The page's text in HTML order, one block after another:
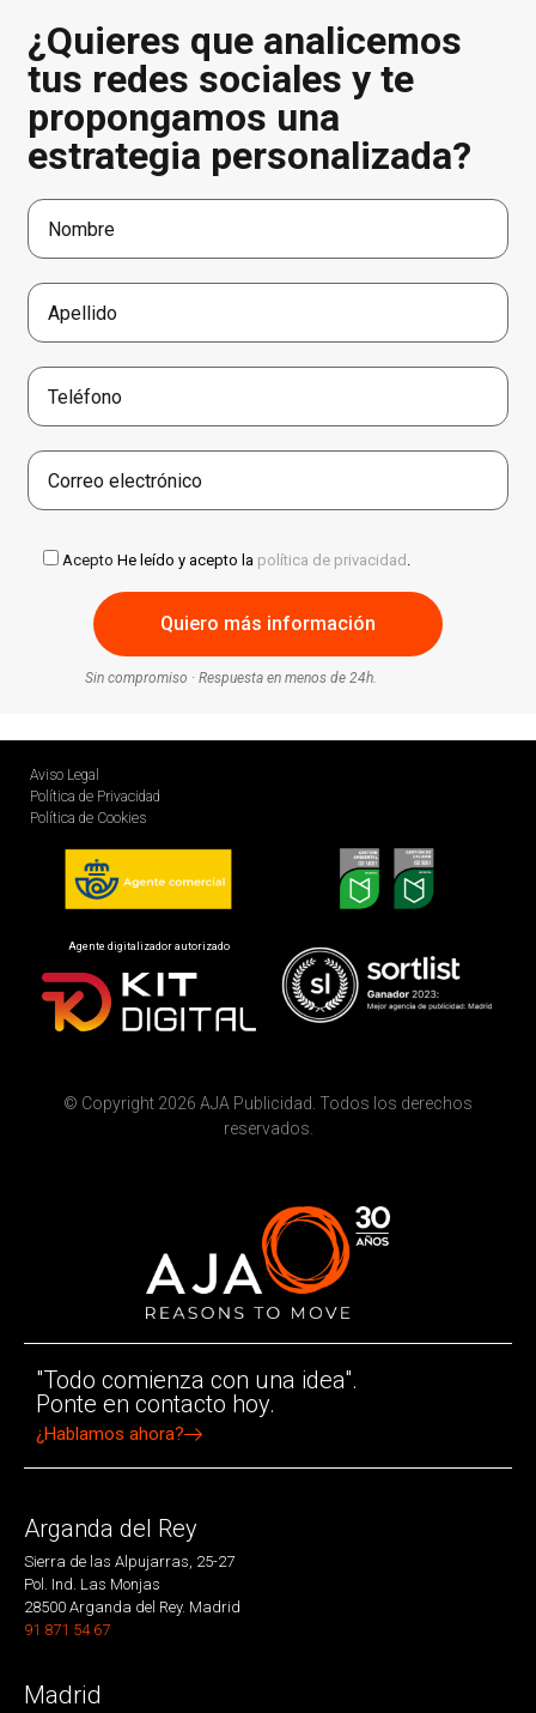
¿Quieres que analicemos
tus redes sociales y te
propongamos una
estrategia personalizada?
Acepto He leído y acepto la política de privacidad .
Sin compromiso · Respuesta en menos de 24h.
Aviso Legal
Política de Privacidad
Política de Cookies
Agente digitalizador autorizado
© Copyright 2026 AJA Publicidad. Todos los derechos
reservados.
"Todo comienza con una idea".
Ponte en contacto hoy.
¿Hablamos ahora?
Arganda del Rey
Sierra de las Alpujarras, 25-27
Pol. Ind. Las Monjas
28500 Arganda del Rey. Madrid
91 871 54 67
Madrid